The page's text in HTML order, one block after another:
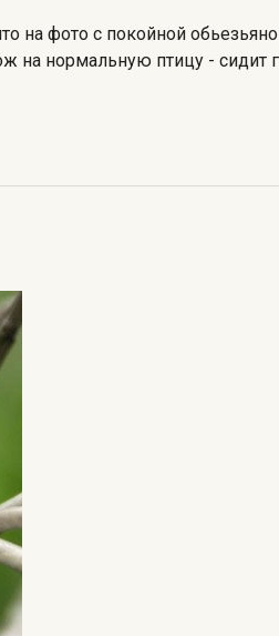
на фото с покойной
на нормальную птицу - сидит